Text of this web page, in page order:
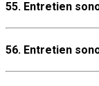
55. Entretien
56. Entretien